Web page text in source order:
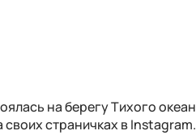
на берегу Тихого
страничках в Instagram.